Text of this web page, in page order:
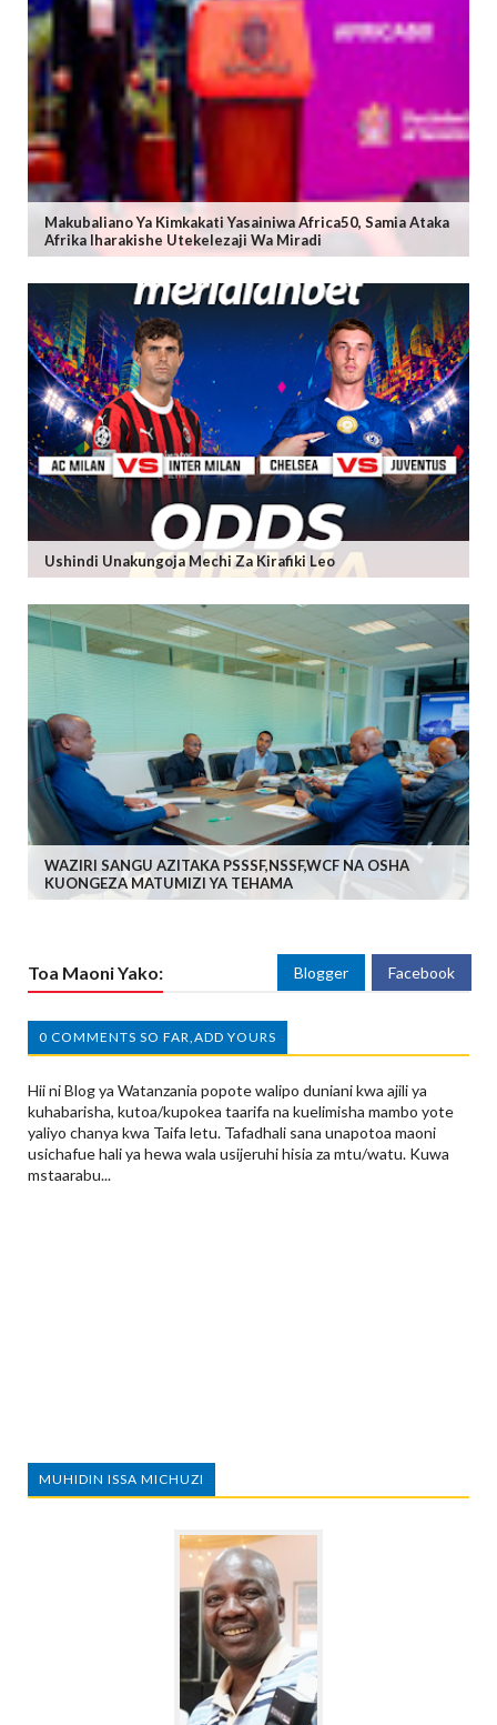
Makubaliano Ya Kimkakati Yasainiwa Africa50, Samia Ataka
Afrika Iharakishe Utekelezaji Wa Miradi
Ushindi Unakungoja Mechi Za Kirafiki Leo
WAZIRI SANGU AZITAKA PSSSF,NSSF,WCF NA OSHA
KUONGEZA MATUMIZI YA TEHAMA
Toa Maoni Yako: Blogger Facebook
0 COMMENTS SO FAR,ADD YOURS
Hii ni Blog ya Watanzania popote walipo duniani kwa ajili ya
kuhabarisha, kutoa/kupokea taarifa na kuelimisha mambo yote
yaliyo chanya kwa Taifa letu. Tafadhali sana unapotoa maoni
usichafue hali ya hewa wala usijeruhi hisia za mtu/watu. Kuwa
mstaarabu...
MUHIDIN ISSA MICHUZI